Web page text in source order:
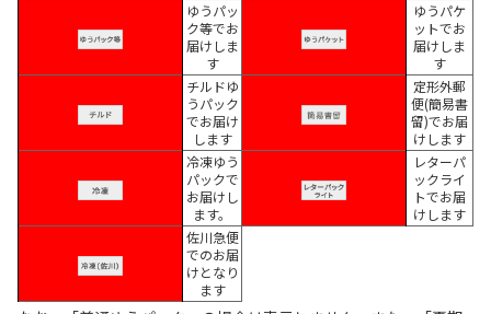
ゆうパッ
ク等でお
届けしま
す
ゆうパケ
ットでお
届けしま
す
チルドゆ
うパック
でお届け
します
定形外郵
便(簡易書
留)でお届
けします
冷凍ゆう
パックで
お届けし
ます。
レターパ
ックライ
トでお届
けします
佐川急便
でのお届
けとなり
ます